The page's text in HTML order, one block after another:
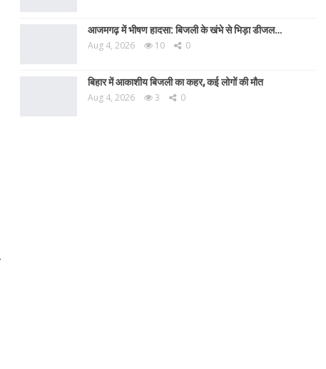
आजमगढ़ में भीषण हादसा: बिजली के खंभे से भिड़ा डीजल…
Aug 4, 2026 10 0
बिहार में आकाशीय बिजली का कहर, कई लोगों की मौत
Aug 4, 2026 3 0